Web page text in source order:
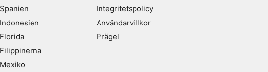
Spanien
Indonesien
Florida
Filippinerna
Mexiko
Integritetspolicy
Användarvillkor
Prägel
Identifiera enheter baserat på information som aktivt begärs
Behandlingsändamål som inte rör IAB:
Nödvändig